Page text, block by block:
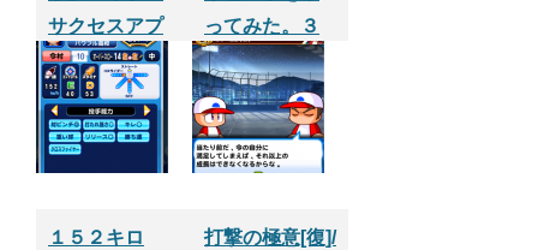
サクセスアプ
リ
ってみた。３
回目
１５２キロ
打撃の極意[復]/